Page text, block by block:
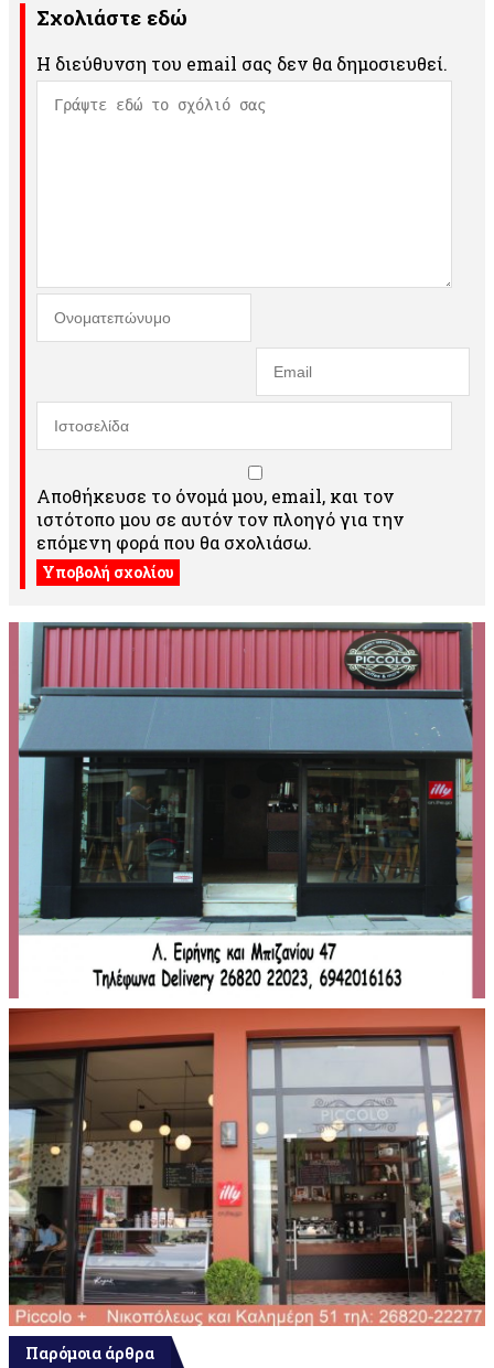
Σχολιάστε εδώ
Η διεύθυνση του email σας δεν θα δημοσιευθεί.
Αποθήκευσε το όνομά μου, email, και τον
ιστότοπο μου σε αυτόν τον πλοηγό για την
επόμενη φορά που θα σχολιάσω.
Παρόμοια άρθρα